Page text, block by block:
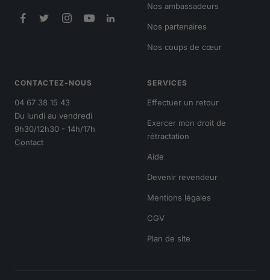
Nos ambassadeurs
Nos partenaires
Nos coups de cœur
CONTACTEZ-NOUS
04 67 38 15 43
Du lundi au vendredi
9h30/12h30 - 14h/17h
Contact
SERVICES
Effectuer un retour
Exercer mon droit de
rétractation
Aide
Devenir revendeur
Mentions légales
CGV
Plan de site